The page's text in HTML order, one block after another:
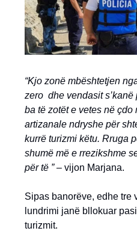
“Kjo zonë mbështetjen
zero dhe vendasit s’kanë
ba të zotët e vetes në çdo
artizanale ndryshe për
kurrë turizmi këtu. Rruga
shumë më e rrezikshme
për të ” – vijon Marjana.
Sipas banorëve, edhe tre
lundrimi janë bllokuar
turizmit.